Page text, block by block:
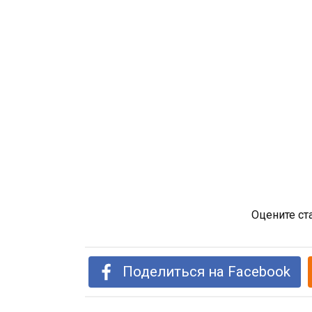
Оцените
Поделиться на Facebook